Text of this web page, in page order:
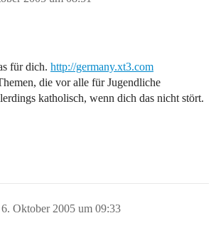
für dich. http://germany.xt3.com
die vor alle für Jugendliche
katholisch, wenn dich das nicht stört.
6. Oktober 2005 um 09:33